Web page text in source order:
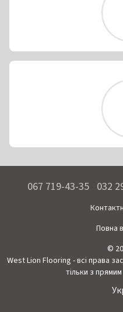
067 719-43-35 032
Повна
©
West Lion Flooring - всі права
тільки з